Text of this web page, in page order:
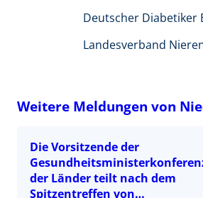
Deutscher Diabetiker
Landesverband
Weitere Meldungen von
Die Vorsitzende der
der Länder teilt nach dem
Spitzentreffen von